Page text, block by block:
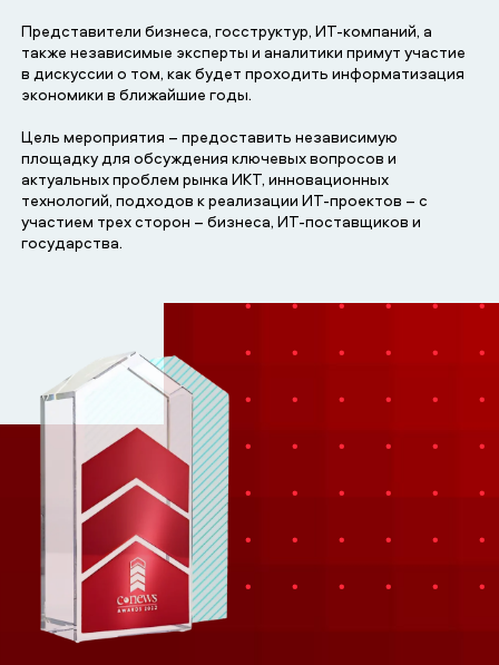
Предcтавители бизнеса, госструктур, ИТ-компаний, а
также независимые эксперты и аналитики примут участие
в дискуссии о том, как будет проходить информатизация
экономики в ближайшие годы.
Цель мероприятия – предоставить независимую
площадку для обсуждения ключевых вопросов и
актуальных проблем рынка ИКТ, инновационных
технологий, подходов к реализации ИТ-проектов – с
участием трех сторон – бизнеса, ИТ-поставщиков и
государства.